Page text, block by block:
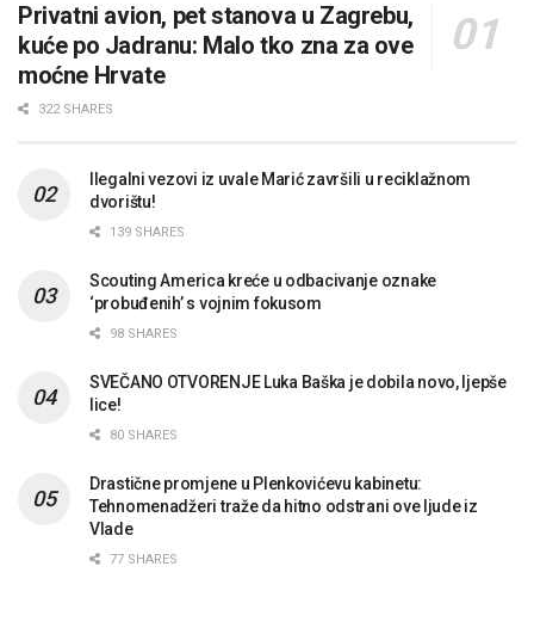
Privatni avion, pet stanova u Zagrebu,
kuće po Jadranu: Malo tko zna za ove
moćne Hrvate
322 SHARES
Ilegalni vezovi iz uvale Marić završili u reciklažnom
dvorištu!
139 SHARES
Scouting America kreće u odbacivanje oznake
‘probuđenih’ s vojnim fokusom
98 SHARES
SVEČANO OTVORENJE Luka Baška je dobila novo, ljepše
lice!
80 SHARES
Drastične promjene u Plenkovićevu kabinetu:
Tehnomenadžeri traže da hitno odstrani ove ljude iz
Vlade
77 SHARES